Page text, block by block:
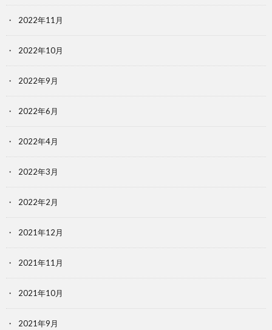
2022年11月
2022年10月
2022年9月
2022年6月
2022年4月
2022年3月
2022年2月
2021年12月
2021年11月
2021年10月
2021年9月